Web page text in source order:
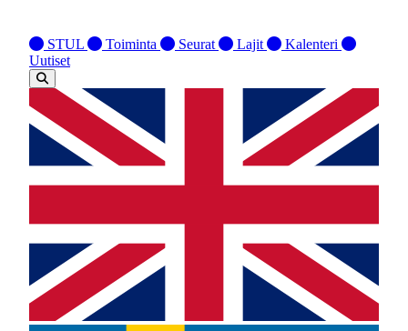
STUL Toiminta Seurat Lajit
Kalenteri
Uutiset